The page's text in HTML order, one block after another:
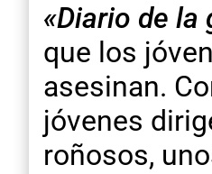
«Diario de la
que los
asesinan.
jóvenes
roñosos,